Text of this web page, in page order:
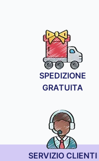
SPEDIZIONE
GRATUITA
SERVIZIO CLIENTI